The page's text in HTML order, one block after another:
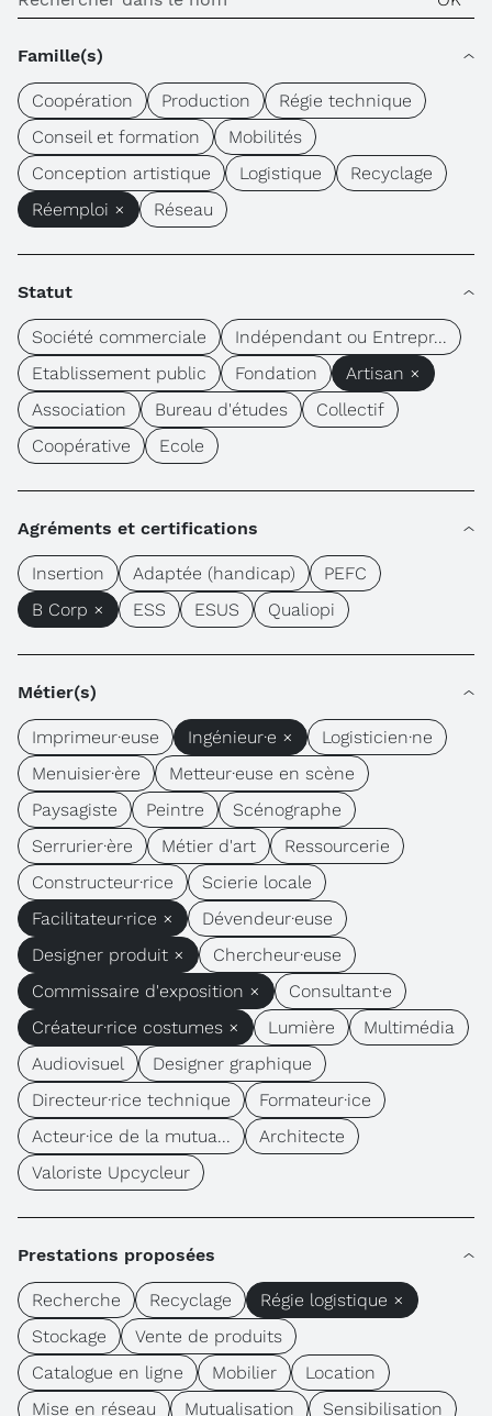
Famille(s)
Coopération Production
Régie technique
Conseil et formation
Mobilités
Conception artistique
Logistique
Recyclage
Réemploi ×
Réseau
Statut
Société commerciale
Indépendant ou Entrepr...
Etablissement public
Fondation
Artisan ×
Association
Bureau d'études
Collectif
Coopérative
Ecole
Agréments et certifications
Insertion Adaptée (handicap)
PEFC
B Corp ×
ESS ESUS Qualiopi
Métier(s)
Imprimeur·euse Ingénieur·e ×
Logisticien·ne
Menuisier·ère
Metteur·euse en scène
Paysagiste
Peintre
Scénographe
Serrurier·ère
Métier d'art
Ressourcerie
Constructeur·rice
Scierie locale
Facilitateur·rice ×
Dévendeur·euse
Designer produit ×
Chercheur·euse
Commissaire d'exposition ×
Consultant·e
Créateur·rice costumes ×
Lumière
Multimédia
Audiovisuel
Designer graphique
Directeur·rice technique
Formateur·ice
Acteur·ice de la mutua...
Architecte
Valoriste Upcycleur
Prestations proposées
Recherche Recyclage
Régie logistique ×
Stockage
Vente de produits
Catalogue en ligne
Mobilier
Location
Mise en réseau
Mutualisation Sensibilisation